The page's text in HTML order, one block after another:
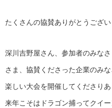
たくさんの協賛ありがとうござい
深川吉野屋さん、参加者のみな
さま、協賛くださった企業のみな
楽しい大会を開催してくださりあ
来年こそはドラゴン捕ってクイ